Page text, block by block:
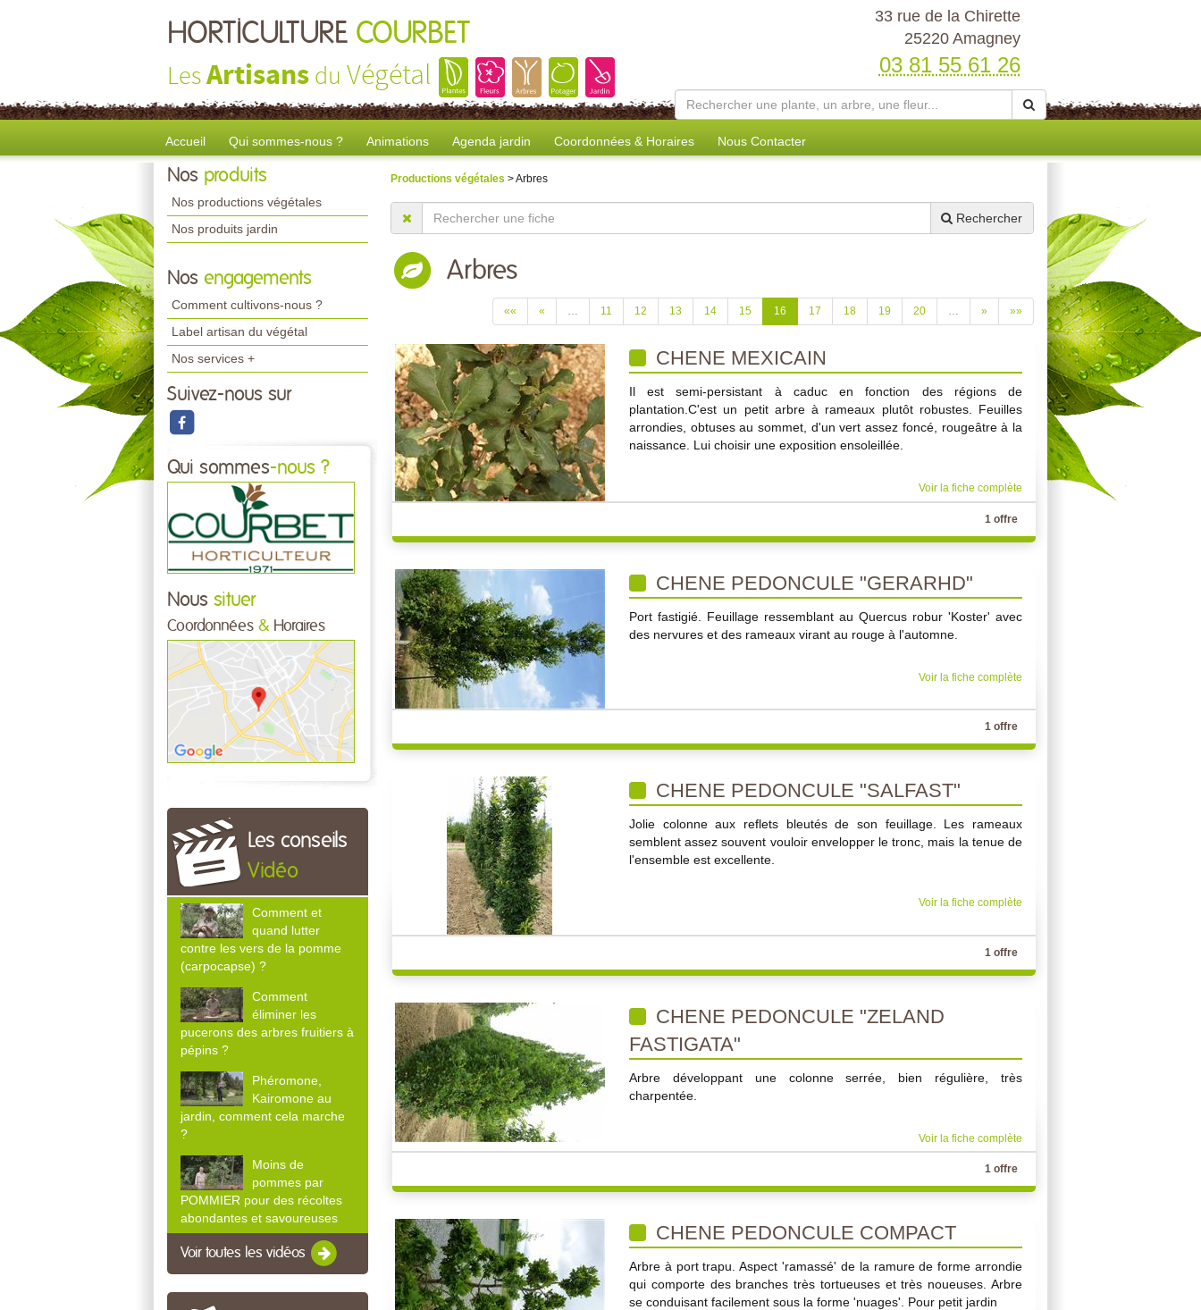
HORTICULTURE COURBET
LesArtisans du Végétal
33 rue de la Chirette
25220 Amagney
03 81 55 61 26
Accueil Qui sommes-nous ? Animations Agenda jardin Coordonnées & Horaires Nous Contacter
Nos produits
Nos productions végétales
Nos produits jardin
Nos engagements
Comment cultivons-nous ?
Label artisan du végétal
Nos services +
Suivez-nous sur
Qui sommes-nous ?
Nous situer
Coordonnées & Horaires
Les conseils
Vidéo
Comment et
quand lutter
contre les vers de la pomme
(carpocapse) ?
Comment
éliminer les
pucerons des arbres fruitiers à
pépins ?
Phéromone,
Kairomone au
jardin, comment cela marche
?
Moins de
pommes par
POMMIER pour des récoltes
abondantes et savoureuses
Voir toutes les vidéos
Productions végétales > Arbres
Rechercher
Arbres
«« « … 11 12 13 14 15 16 17 18 19 20 … » »»
CHENE MEXICAIN
Il est semi-persistant à caduc en fonction des régions de
plantation.C'est un petit arbre à rameaux plutôt robustes. Feuilles
arrondies, obtuses au sommet, d'un vert assez foncé, rougeâtre à la
naissance. Lui choisir une exposition ensoleillée.
Voir la fiche complète
1 offre
CHENE PEDONCULE "GERARHD"
Port fastigié. Feuillage ressemblant au Quercus robur 'Koster' avec
des nervures et des rameaux virant au rouge à l'automne.
Voir la fiche complète
1 offre
CHENE PEDONCULE "SALFAST"
Jolie colonne aux reflets bleutés de son feuillage. Les rameaux
semblent assez souvent vouloir envelopper le tronc, mais la tenue de
l'ensemble est excellente.
Voir la fiche complète
1 offre
CHENE PEDONCULE "ZELAND
FASTIGATA"
Arbre développant une colonne serrée, bien régulière, très
charpentée.
Voir la fiche complète
1 offre
CHENE PEDONCULE COMPACT
Arbre à port trapu. Aspect 'ramassé' de la ramure de forme arrondie
qui comporte des branches très tortueuses et très noueuses. Arbre
se conduisant facilement sous la forme 'nuages'. Pour petit jardin